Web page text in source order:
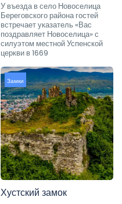
У въезда в село Новоселица
Береговского района гостей
встречает указатель «Вас
поздравляет Новоселица» с
силуэтом местной Успенской
церкви в 1669
Замки
Хустский замок